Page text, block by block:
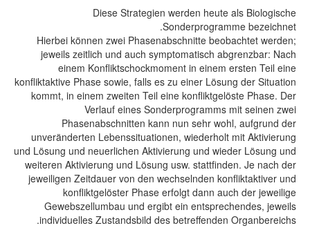
Diese Strategien werden heute als Biologische
Sonderprogramme bezeichnet.
Hierbei können zwei Phasenabschnitte beobachtet werden;
jeweils zeitlich und auch symptomatisch abgrenzbar: Nach
einem Konfliktschockmoment in einem ersten Teil eine
konfliktaktive Phase sowie, falls es zu einer Lösung der Situation
kommt, in einem zweiten Teil eine konfliktgelöste Phase. Der
Verlauf eines Sonderprogramms mit seinen zwei
Phasenabschnitten kann nun sehr wohl, aufgrund der
unveränderten Lebenssituationen, wiederholt mit Aktivierung
und Lösung und neuerlichen Aktivierung und wieder Lösung und
weiteren Aktivierung und Lösung usw. stattfinden. Je nach der
jeweiligen Zeitdauer von den wechselnden konfliktaktiver und
konfliktgelöster Phase erfolgt dann auch der jeweilige
Gewebszellumbau und ergibt ein entsprechendes, jeweils
individuelles Zustandsbild des betreffenden Organbereichs.